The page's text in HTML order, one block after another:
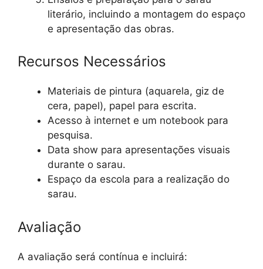
literário, incluindo a montagem do espaço
e apresentação das obras.
Recursos Necessários
Materiais de pintura (aquarela, giz de
cera, papel), papel para escrita.
Acesso à internet e um notebook para
pesquisa.
Data show para apresentações visuais
durante o sarau.
Espaço da escola para a realização do
sarau.
Avaliação
A avaliação será contínua e incluirá: